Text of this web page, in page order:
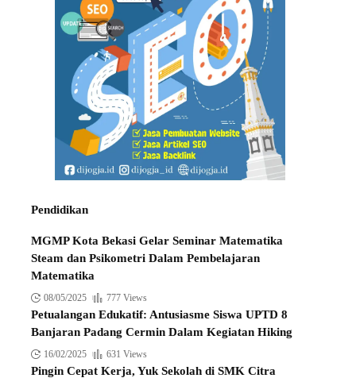
Pendidikan
MGMP Kota Bekasi Gelar Seminar Matematika
Steam dan Psikometri Dalam Pembelajaran
Matematika
08/05/2025 777 Views
Petualangan Edukatif: Antusiasme Siswa UPTD 8
Banjaran Padang Cermin Dalam Kegiatan Hiking
16/02/2025 631 Views
Pingin Cepat Kerja, Yuk Sekolah di SMK Citra